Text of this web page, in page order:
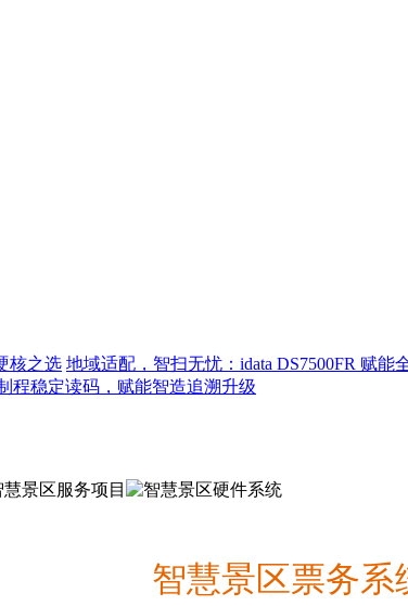
核之选 地域适配，智扫无忧：idata DS7500FR 赋能
程稳定读码，赋能智造追溯升级
智慧景区票务系